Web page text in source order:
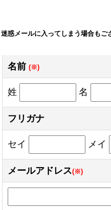
迷惑メールに入ってしまう場合もご
名前(※)
姓 名
フリガナ
セイ メイ
メールアドレス(※)